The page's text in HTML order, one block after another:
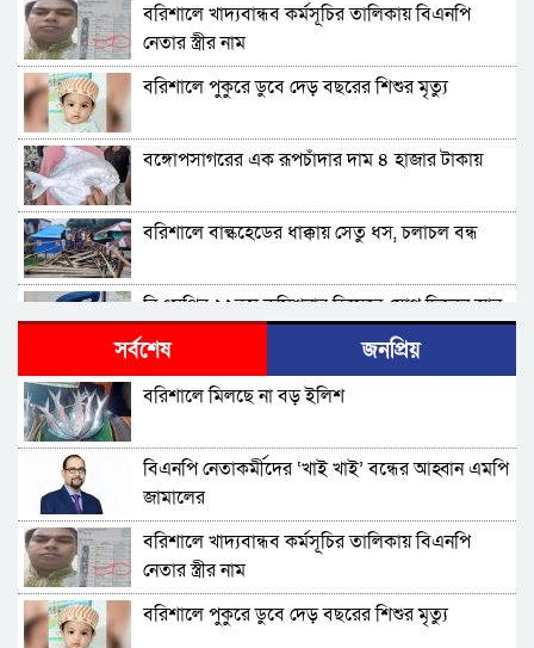
বরিশালে খাদ্যবান্ধব কর্মসূচির তালিকায় বিএনপি
নেতার স্ত্রীর নাম
বরিশালে পুকুরে ডুবে দেড় বছরের শিশুর মৃত্যু
বঙ্গোপসাগরের এক রূপচাঁদার দাম ৪ হাজার টাকায়
বরিশালে বাল্কহেডের ধাক্কায় সেতু ধস, চলাচল বন্ধ
বিএমপির ২২তম কমিশনার হিসেবে যোগ দিলেন আবু
রায়হান মুহম্মদ সালেহ
বরিশাল থেকে যেন কোনো রোগীকে ঢাকায় যেতে না
হয়: ড. জিয়াউদ্দিন
পটুয়াখালীতে কুকুরকে পিটিয়ে হত্যা, আসামীকে ২০
হাজার টাকা জরিমানা
ফ্যাসিবাদ গোষ্ঠীর কারণেই ব্যাংকে টাকা নেই: গণপূর্ত
প্রতিমন্ত্রী
ভোলায় পঞ্চম শ্রেণির ছাত্রীকে সংঘবদ্ধ ধর্ষণের
অভিযোগ, গ্রেপ্তার ৩
সর্বশেষ জনপ্রিয়
বরিশালে মিলছে না বড় ইলিশ
বিএনপি নেতাকর্মীদের ‘খাই খাই’ বন্ধের আহ্বান এমপি
জামালের
বরিশালে খাদ্যবান্ধব কর্মসূচির তালিকায় বিএনপি
নেতার স্ত্রীর নাম
বরিশালে পুকুরে ডুবে দেড় বছরের শিশুর মৃত্যু